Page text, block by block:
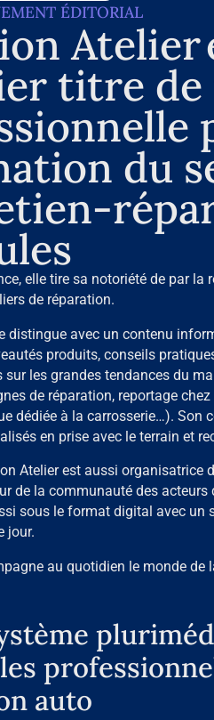
ÉDITORIAL
Atelier
titre de
du
elle tire sa notoriété de par la
de réparation.
distingue avec un contenu
produits, conseils
sur les grandes tendances du
de réparation, reportage
dédiée à la carrosserie…). Son
en prise avec le terrain et
Atelier est aussi organisatrice
de la communauté des
sous le format digital avec un
jour.
au quotidien le monde de
auto